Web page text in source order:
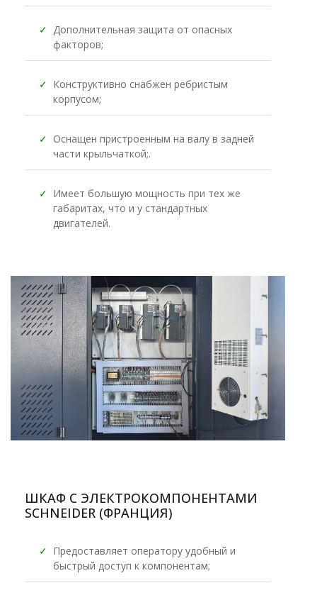
✓
Дополнительная защита от опасных
факторов;
✓ Конструктивно снабжен ребристым
корпусом;
✓ Оснащен пристроенным на валу в задней
части крыльчаткой;.
✓ Имеет большую мощность при тех же
габаритах, что и у стандартных
двигателей.
ШКАФ С ЭЛЕКТРОКОМПОНЕНТАМИ
SCHNEIDER (ФРАНЦИЯ)
✓ Предоставляет оператору удобный и
быстрый доступ к компонентам;